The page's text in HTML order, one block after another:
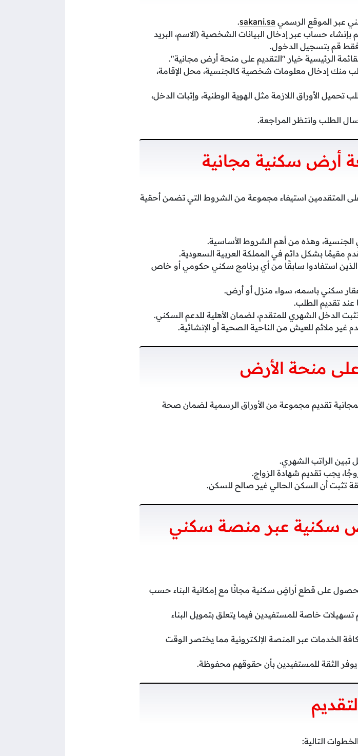
عبر الموقع الرسمي sakani.sa
.
حساب عبر إدخال البيانات الشخصية (الاسم، البريد
فقط قم بتسجيل الدخول.
الرئيسية خيار "التقديم على منحة أرض مجانية".
منك إدخال معلومات شخصية كالجنسية، محل الإقامة،
تحميل الأوراق اللازمة مثل الهوية الوطنية، وإثبات الدخل،
الطلب وانتظر المراجعة.
أرض سكنية مجانية
المتقدمين استيفاء مجموعة من الشروط التي تضمن أحقية
وهذه من أهم الشروط الأساسية.
مقيمًا بشكل دائم في المملكة العربية السعودية.
الذين استفادوا سابقًا من أي برنامج سكني حكومي أو خاص
سكني باسمه، سواء منزل أو أرض.
الدخل الشهري للمتقدم، لضمان الأهلية للدعم السكني.
غير ملائم للعيش من الناحية الصحية أو الإنشائية.
على منحة الأرض
تقديم مجموعة من الأوراق الرسمية لضمان صحة
الراتب الشهري.
يجب تقديم شهادة الزواج.
تثبت أن السكن الحالي غير صالح للسكن.
سكنية عبر منصة سكني
على قطع أراضٍ سكنية مجانًا مع إمكانية البناء حسب
خاصة للمستفيدين فيما يتعلق بتمويل البناء
الخدمات عبر المنصة الإلكترونية مما يختصر الوقت
يوفر الثقة للمستفيدين بأن حقوقهم محفوظة.
التالية: